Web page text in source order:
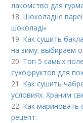
лакомство для
18. Шоколадне
шоколаді»
19. Как сушить
на зиму: выбираем
20. Топ 5 самых
сухофруктов для
21. Как сушить
условиях. Храним
22. Как мариновать
рецепт: